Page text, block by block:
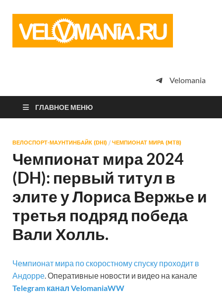
просто
Velomania
ГЛАВНОЕ МЕНЮ
ВЕЛОСПОРТ-МАУНТИНБАЙК (DHI) / ЧЕМПИОНАТ МИРА (MTB)
Чемпионат мира 2024
(DH): первый титул в
элите у Лориса Вержье и
третья подряд победа
Вали Холль.
Чемпионат мира по скоростному спуску проходит в
Андорре. Оперативные новости и видео на канале
Telegram канал VelomaniaWW